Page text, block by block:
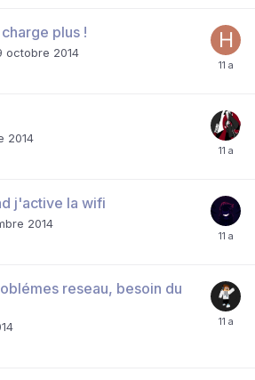
plus !
octobre 2014
2014
j'active la wifi
2014
reseau, besoin du